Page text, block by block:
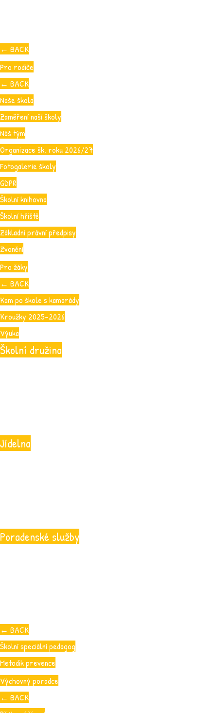
← BACK
Pro rodiče
← BACK
Naše škola
Zaměření naší školy
Náš tým
Organizace šk. roku 2026/27
Fotogalerie školy
GDPR
Školní knihovna
Školní hřiště
Základní právní předpisy
Zvonění
Pro žáky
← BACK
Kam po škole s kamarády
Kroužky 2025-2026
Výuka
Školní družina
Jídelna
Poradenské služby
← BACK
Školní speciální pedagog
Metodik prevence
Výchovný poradce
← BACK